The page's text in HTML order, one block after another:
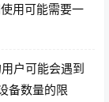
用可能需要一
户可能会遇到
备数量的限